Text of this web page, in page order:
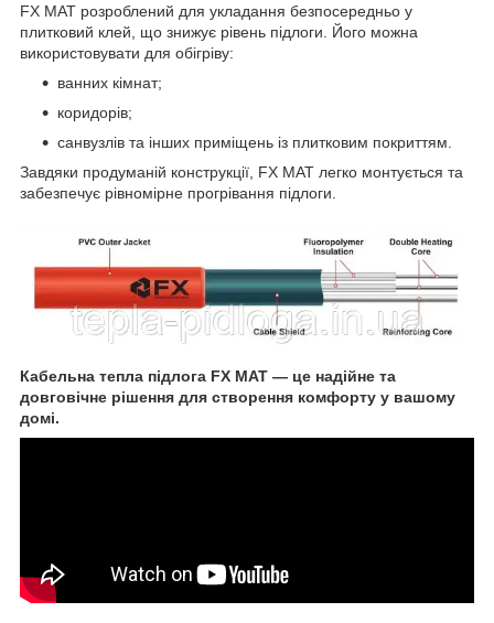
FX MAT розроблений для укладання безпосередньо у
плитковий клей, що знижує рівень підлоги. Його можна
використовувати для обігріву:
ванних кімнат;
коридорів;
санвузлів та інших приміщень із плитковим покриттям.
Завдяки продуманій конструкції, FX MAT легко монтується та
забезпечує рівномірне прогрівання підлоги.
Кабельна тепла підлога FX MAT — це надійне та
довговічне рішення для створення комфорту у вашому
домі.